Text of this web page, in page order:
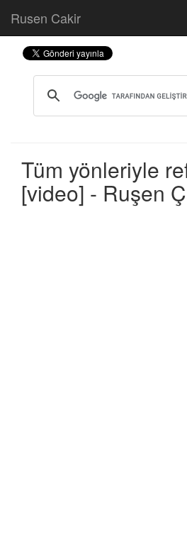
Rusen Cakir
Tüm yönleriyle
[video] - Ruşen